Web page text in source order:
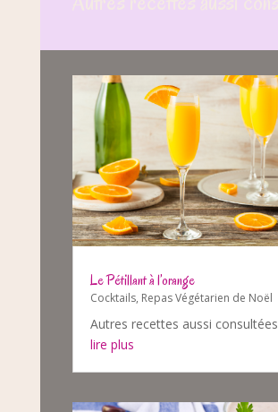
Le Pétillant à l’orange
Cocktails, Repas Végétarien de Noël
Autres recettes aussi consultées
lire plus